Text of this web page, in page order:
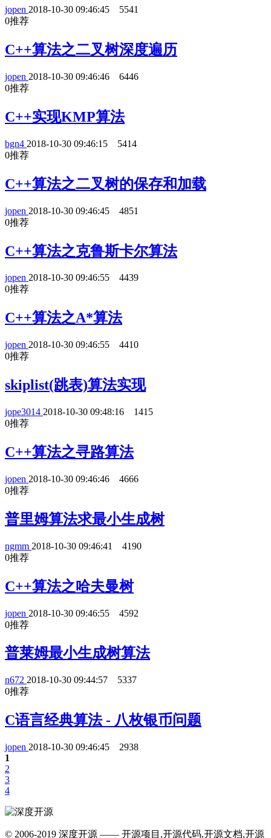
jopen 2018-10-30 09:46:45
5541
0推荐
C++算法之二叉树深度遍历
jopen 2018-10-30 09:46:46
6446
0推荐
C++实现KMP算法
bgn4 2018-10-30 09:46:15
5414
0推荐
C++算法之二叉树的保存和加载
jopen 2018-10-30 09:46:45
4851
0推荐
C++算法之克鲁斯卡尔算法
jopen 2018-10-30 09:46:55
4439
0推荐
C++算法之A*算法
jopen 2018-10-30 09:46:55
4410
0推荐
skiplist(跳表)算法实现
jope3014 2018-10-30 09:48:16
1415
0推荐
C++算法之寻路算法
jopen 2018-10-30 09:46:46
4666
0推荐
普里姆算法求最小生成树
ngmm 2018-10-30 09:46:41
4190
0推荐
C++算法之哈夫曼树
jopen 2018-10-30 09:46:55
4592
0推荐
普莱姆最小生成树算法
n672 2018-10-30 09:44:57
5337
0推荐
C语言经典算法 - 八枚银币问题
jopen 2018-10-30 09:46:45
2938
1
2
3
4
© 2006-2019 深度开源 —— 开源项目,开源代码,开源文档,开源